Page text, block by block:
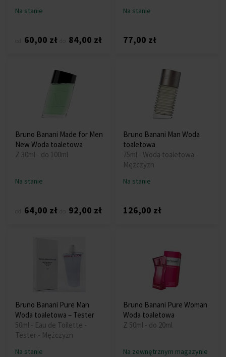
Na stanie
60,00 zł 84,00 zł
Na stanie
77,00 zł
Bruno Banani Made for Men
New Woda toaletowa
Z 30ml - do 100ml
Na stanie
64,00 zł 92,00 zł
Bruno Banani Man Woda
toaletowa
75ml - Woda toaletowa -
Mężczyzn
Na stanie
126,00 zł
Bruno Banani Pure Man
Woda toaletowa – Tester
50ml - Eau de Toilette -
Tester - Mężczyzn
Na stanie
Bruno Banani Pure Woman
Woda toaletowa
Z 50ml - do 20ml
Na zewnętrznym magazynie